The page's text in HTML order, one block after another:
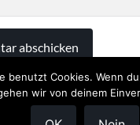
benutzt Cookies. Wenn
wir von deinem